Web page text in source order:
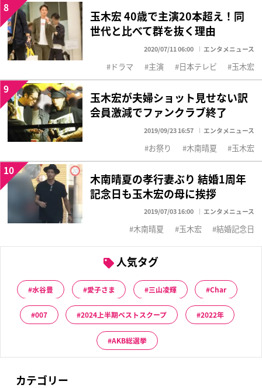
玉木宏 40歳で主演20本超え！同
世代と比べて群を抜く理由
2020/07/11 06:00 エンタメニュース
8
ドラマ 主演 日本テレビ 玉木宏
玉木宏が夫婦ショット見せない訳
会員激減でファンクラブ終了
2019/09/23 16:57 エンタメニュース
9
お祭り 木南晴夏 玉木宏
木南晴夏の孝行妻ぶり 結婚1周年
記念日も玉木宏の母に挨拶
2019/07/03 16:00 エンタメニュース
10
木南晴夏 玉木宏 結婚記念日
人気タグ
水谷豊 愛子さま 三山凌輝 Char
007 2024上半期ベストスクープ 2022年
AKB総選挙
カテゴリー